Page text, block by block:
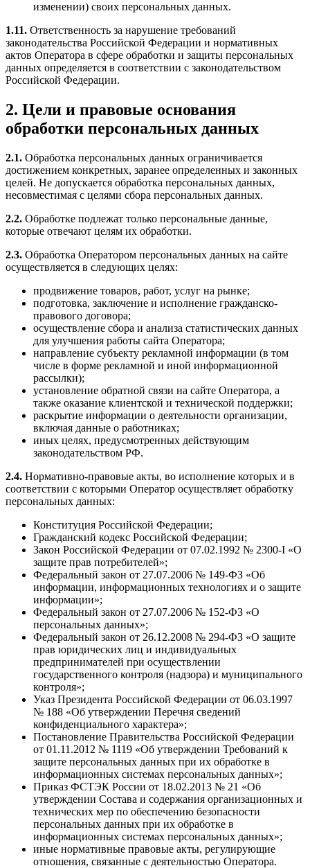
изменении) своих персональных данных.
1.11. Ответственность за нарушение требований
законодательства Российской Федерации и нормативных
актов Оператора в сфере обработки и защиты персональных
данных определяется в соответствии с законодательством
Российской Федерации.
2. Цели и правовые основания
обработки персональных данных
2.1. Обработка персональных данных ограничивается
достижением конкретных, заранее определенных и законных
целей. Не допускается обработка персональных данных,
несовместимая с целями сбора персональных данных.
2.2. Обработке подлежат только персональные данные,
которые отвечают целям их обработки.
2.3. Обработка Оператором персональных данных на сайте
осуществляется в следующих целях:
продвижение товаров, работ, услуг на рынке;
подготовка, заключение и исполнение гражданско-
правового договора;
осуществление сбора и анализа статистических данных
для улучшения работы сайта Оператора;
направление субъекту рекламной информации (в том
числе в форме рекламной и иной информационной
рассылки);
установление обратной связи на сайте Оператора, а
также оказание клиентской и технической поддержки;
раскрытие информации о деятельности организации,
включая данные о работниках;
иных целях, предусмотренных действующим
законодательством РФ.
2.4. Нормативно-правовые акты, во исполнение которых и в
соответствии с которыми Оператор осуществляет обработку
персональных данных:
Конституция Российской Федерации;
Гражданский кодекс Российской Федерации;
Закон Российской Федерации от 07.02.1992 № 2300-I «О
защите прав потребителей»;
Федеральный закон от 27.07.2006 № 149-ФЗ «Об
информации, информационных технологиях и о защите
информации»;
Федеральный закон от 27.07.2006 № 152-ФЗ «О
персональных данных»;
Федеральный закон от 26.12.2008 № 294-ФЗ «О защите
прав юридических лиц и индивидуальных
предпринимателей при осуществлении
государственного контроля (надзора) и муниципального
контроля»;
Указ Президента Российской Федерации от 06.03.1997
№ 188 «Об утверждении Перечня сведений
конфиденциального характера»;
Постановление Правительства Российской Федерации
от 01.11.2012 № 1119 «Об утверждении Требований к
защите персональных данных при их обработке в
информационных системах персональных данных»;
Приказ ФСТЭК России от 18.02.2013 № 21 «Об
утверждении Состава и содержания организационных и
технических мер по обеспечению безопасности
персональных данных при их обработке в
информационных системах персональных данных»;
иные нормативные правовые акты, регулирующие
отношения, связанные с деятельностью Оператора.